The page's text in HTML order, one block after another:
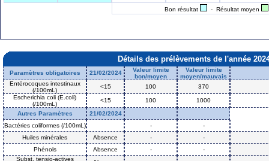
Bon résultat - Résultat moyen
Détails des prélèvements de l'année
Paramètres obligatoires 21/02/2024
Valeur limite
bon/moyen
Valeur limite
moyen/mauvais
Entérocoques intestinaux
(/100mL)
<15 100
370
Escherichia coli (E.coli)
(/100mL)
<15 100
1000
Autres Paramètres
21/02/2024
Bactéries coliformes (/100mL)
-
-
Huiles minérales
Absence -
-
Phénols
Absence -
-
Subst. tensio-actives